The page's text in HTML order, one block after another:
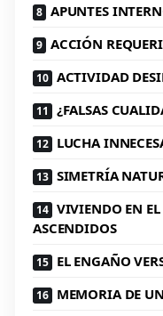
APUNTES
ACCIÓN
ACTIVIDAD
¿FALSAS
LUCHA
SIMETRÍA
VIVIENDO EN
ASCENDIDOS
EL ENGAÑO
MEMORIA DE